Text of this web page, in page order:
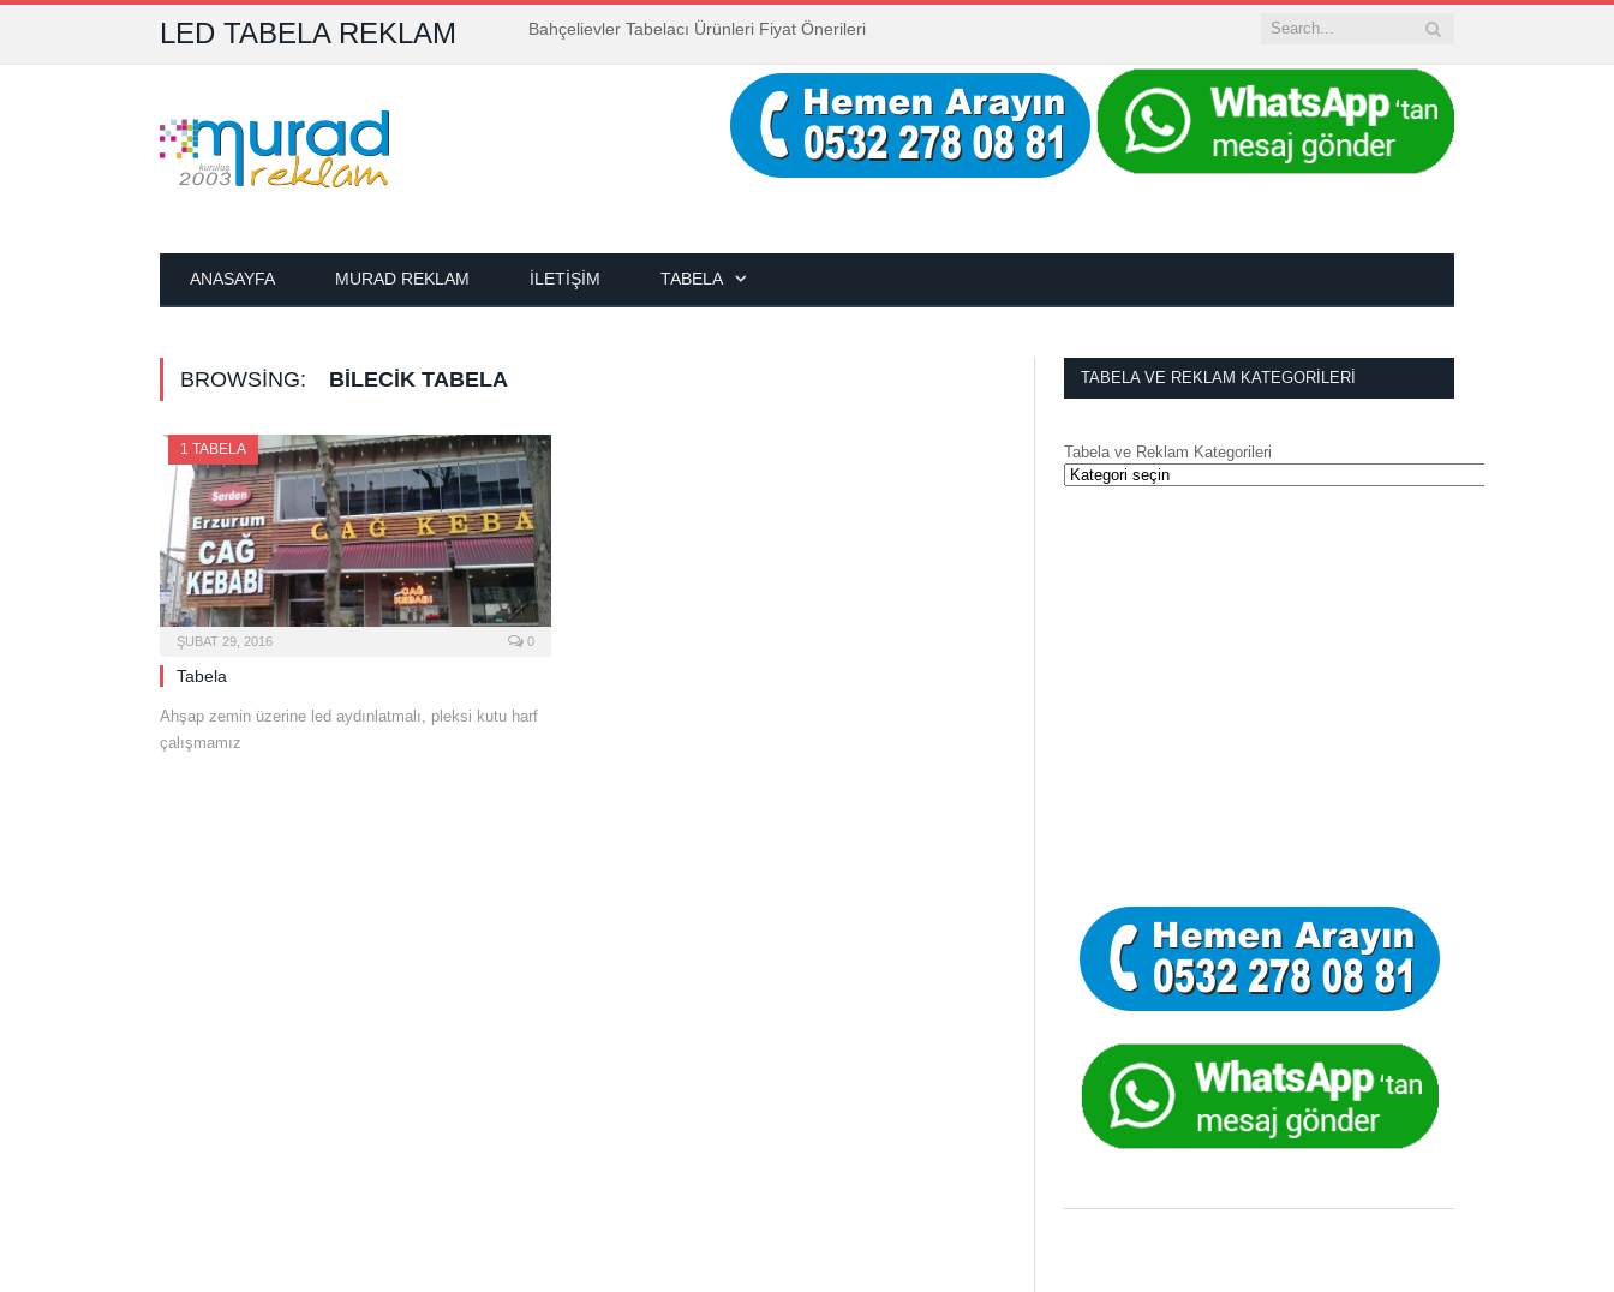
LED TABELA REKLAM Bahçelievler Tabelacı Ürünleri Fiyat Önerileri
ANASAYFA MURAD REKLAM İLETIŞIM TABELA
BROWSING: BILECIK TABELA
1 TABELA
ŞUBAT 29, 2016 0
Tabela
Ahşap zemin üzerine led aydınlatmalı, pleksi kutu harf
çalışmamız
TABELA VE REKLAM KATEGORILERI
Tabela ve Reklam Kategorileri